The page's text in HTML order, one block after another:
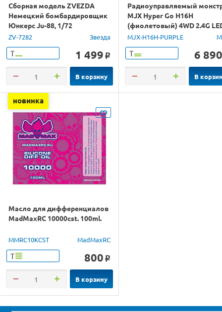
Сборная модель ZVEZDA
Немецкий бомбардировщик
Юнкерс Ju-88, 1/72
ZV-7282 Звезда
Т 1 499 o
В корзину
Радиоуправляемый
MJX Hyper Go H16H
(фиолетовый) 4WD 2.4G
GPS 1/16 RTR
MJX-H16H-PURPLE
Т 6 890
В
новинка
Масло для дифференциалов
MadMaxRC 10000cst. 100ml.
MMRC10KCST MadMaxRC
Т 800 o
В корзину